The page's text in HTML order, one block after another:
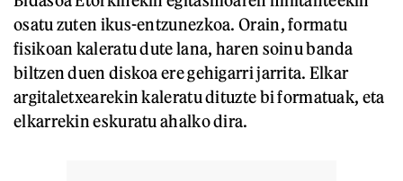
osatu zuten ikus-entzunezkoa. Orain, formatu
fisikoan kaleratu dute lana, haren soinu banda
biltzen duen diskoa ere gehigarri jarrita. Elkar
argitaletxearekin kaleratu dituzte bi formatuak, eta
elkarrekin eskuratu ahalko dira.